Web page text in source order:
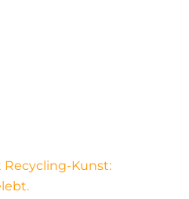
Recycling-Kunst: